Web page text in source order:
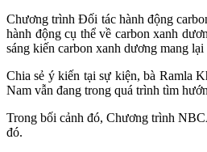
Chương trình Đối tác hành động
hành động cụ thể về carbon xanh
sáng kiến carbon xanh dương mang
Chia sẻ ý kiến tại sự kiện, bà Ramla
Nam vẫn đang trong quá trình tìm
Trong bối cảnh đó, Chương trình
đó.